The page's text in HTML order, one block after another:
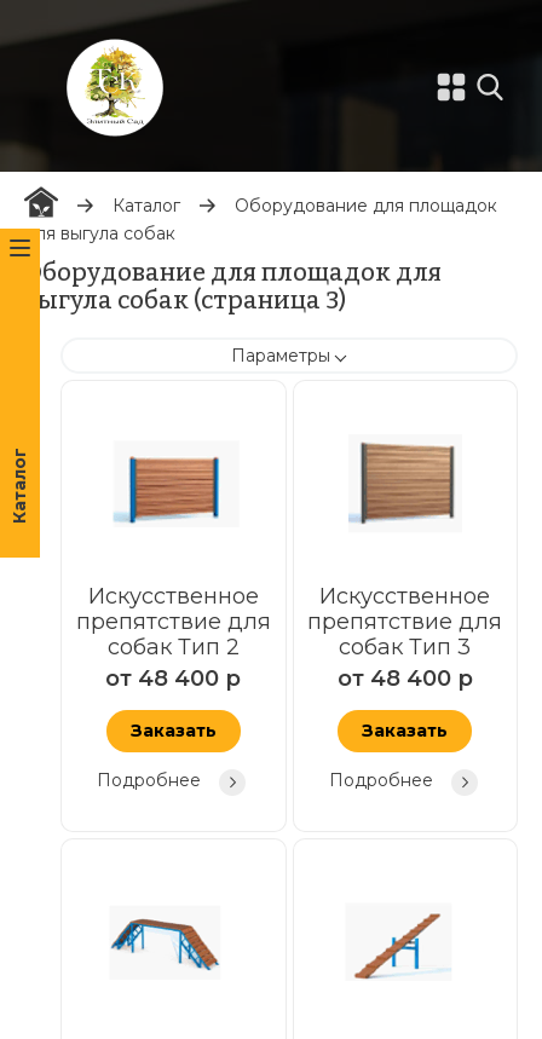
Каталог
Оборудование для площадок
для выгула собак
Оборудование для площадок для
выгула собак (страница 3)
Каталог
Параметры
Искусственное
препятствие для
собак Тип 2
от 48 400 р
Заказать
Подробнее
Искусственное
препятствие для
собак Тип 3
от 48 400 р
Заказать
Подробнее